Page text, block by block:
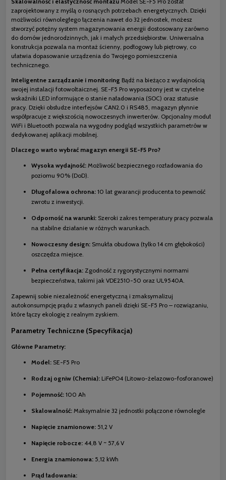
zaprojektowany z myślą o rosnących potrzebach energetycznych. Dzięki
możliwości równoległego łączenia nawet do 32 jednostek, możesz
stworzyć potężny system magazynowania energii dostosowany zarówno
do domów jednorodzinnych, jak i małych przedsiębiorstw. Uniwersalna
konstrukcja pozwala na montaż ścienny, podłogowy lub piętrowy, co
ułatwia dopasowanie urządzenia do Twojego pomieszczenia
technicznego.
Inteligentne zarządzanie i monitoring Bądź na bieżąco z wydajnością
swojej instalacji fotowoltaicznej. SE-F5 Pro wyposażony jest w czytelne
wskaźniki LED informujące o stanie naładowania (SOC) oraz statusie
pracy. Dzięki obsłudze interfejsów CAN2.0 i RS485, magazyn płynnie
współpracuje z większością nowoczesnych inwerterów. Opcjonalny moduł
WiFi i Bluetooth pozwala na wygodny podgląd wszystkich parametrów w
dedykowanej aplikacji mobilnej.
Dlaczego warto wybrać magazyn energii SE-F5 Pro?
Wysoka wydajność: Możliwość bezpiecznego rozładowania do
poziomu 90% (DoD).
Długofalowa ochrona: 10 lat gwarancji producenta to pewność
zwrotu z inwestycji.
Odporność na warunki: Szeroki zakres temperatury pracy pozwala
na stabilne działanie w różnych warunkach.
Nowoczesny design: Smukła obudowa (tylko 14 cm głębokości)
oszczędza miejsce.
Pełna certyfikacja: Zgodność z rygorystycznymi normami
bezpieczeństwa, takimi jak VDE2510-50 oraz UL9540A.
Zapewnij sobie niezależność energetyczną i zmaksymalizuj
autokonsumpcję prądu z własnych paneli dzięki SE-F5 Pro – rozwiązaniu,
które łączy ekologię z realnym zyskiem.
Parametry Techniczne (Specyfikacja)
Główne Parametry:
Model: SE-F5 Pro
Rodzaj ogniw (Chemia): LiFePO4 (Litowo-żelazowo-fosforanowe)
Pojemność: 100 Ah
Skalowalność: Maksymalnie 32 jednostki połączone równolegle
Napięcie znamionowe: 51,2 V
Napięcie robocze: 44,8 V ~ 57,6 V
Energia znamionowa: 5,12 kWh
Prąd ładowania: